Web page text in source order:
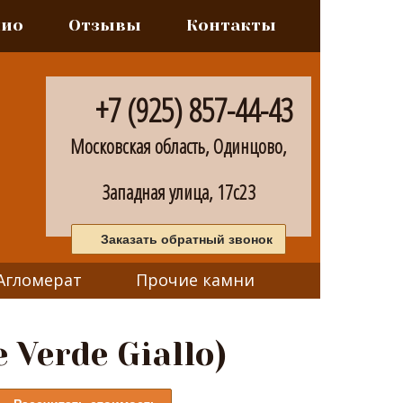
Отзывы Контакты
+7 (925) 857-44-43
Московская область, Одинцово,
Западная улица, 17с23
Заказать обратный звонок
Прочие камни
Verde Giallo)